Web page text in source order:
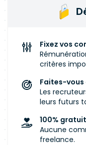
Fixez vos
critères
Faites-vous
Les
leurs futurs
100% gratuit
Aucune
freelance.